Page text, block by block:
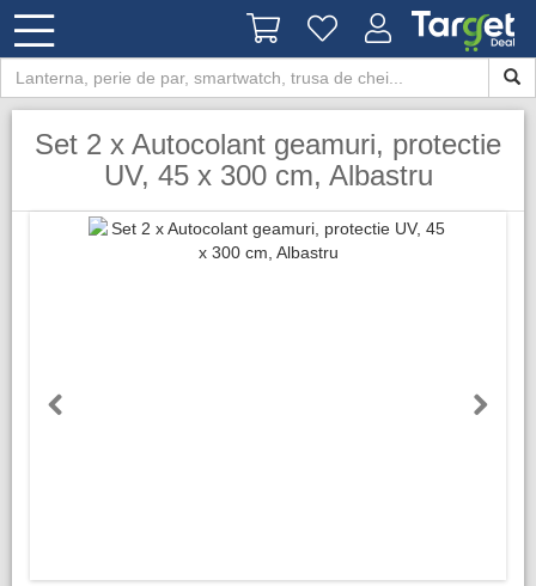
Set 2 x Autocolant geamuri, protectie
UV, 45 x 300 cm, Albastru